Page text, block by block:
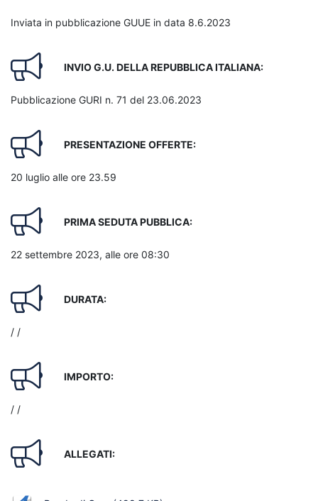
Inviata in pubblicazione GUUE in data 8.6.2023
INVIO G.U. DELLA REPUBBLICA ITALIANA:
Pubblicazione GURI n. 71 del 23.06.2023
PRESENTAZIONE OFFERTE:
20 luglio alle ore 23.59
PRIMA SEDUTA PUBBLICA:
22 settembre 2023, alle ore 08:30
DURATA:
/ /
IMPORTO:
/ /
ALLEGATI: